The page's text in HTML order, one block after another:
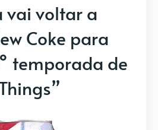
vai voltar a
Coke para
temporada de